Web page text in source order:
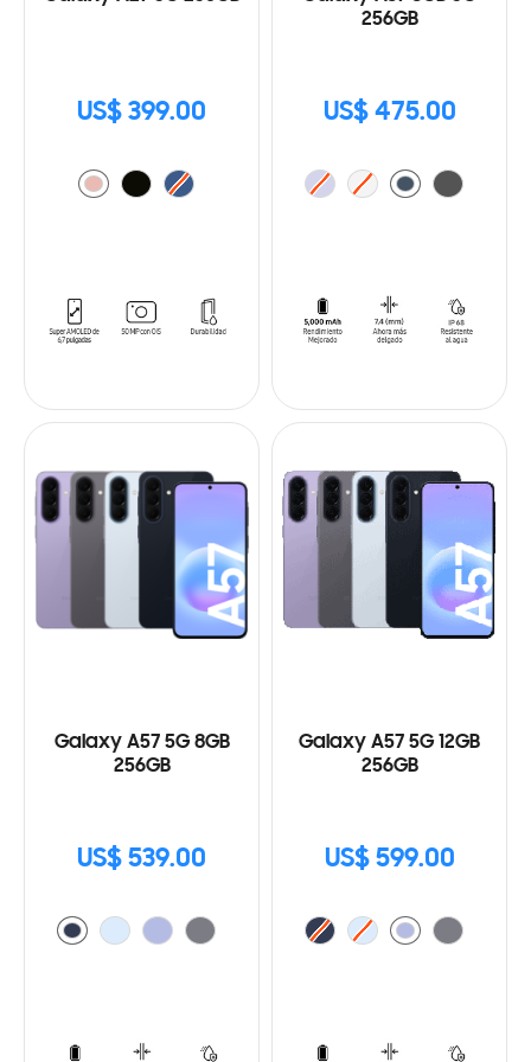
US$ 399.00
256GB
US$ 475.00
Galaxy A57 5G 8GB
256GB
US$ 539.00
Galaxy A57 5G 12GB
256GB
US$ 599.00